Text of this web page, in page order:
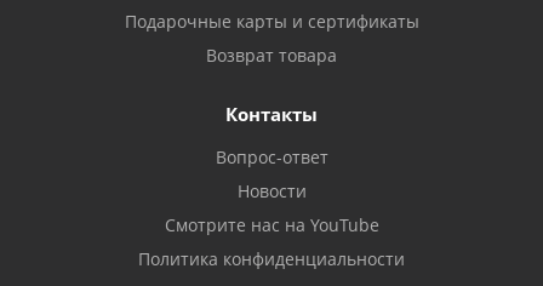
Подарочные карты и сертификаты
Возврат товара
Контакты
Вопрос-ответ
Новости
Смотрите нас на YouTube
Политика конфиденциальности